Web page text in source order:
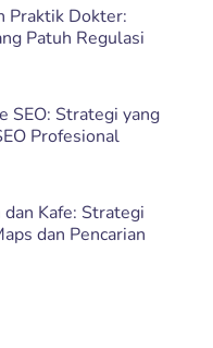
Praktik Dokter:
Patuh Regulasi
SEO: Strategi yang
Profesional
Kafe: Strategi
dan Pencarian